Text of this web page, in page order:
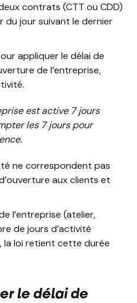
contrats (CTT ou CDD)
du jour suivant le dernier
appliquer le délai de
de l’entreprise,
est active 7 jours
les 7 jours pour
ne correspondent pas
aux clients et
l’entreprise (atelier,
de jours d’activité
la loi retient cette durée
le délai de